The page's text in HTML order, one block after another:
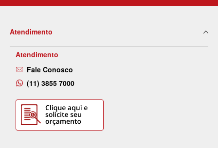
Atendimento
Atendimento
Fale Conosco
(11) 3855 7000